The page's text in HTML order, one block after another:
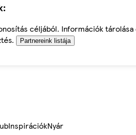
céljából. Információk
Partnereink listája
InspirációkNyár